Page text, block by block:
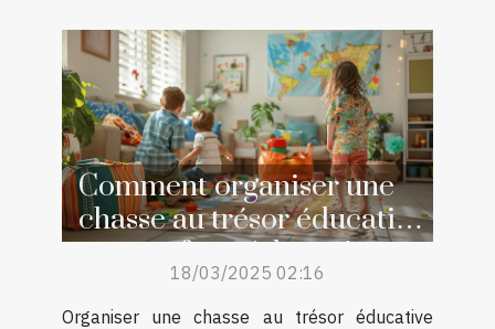
Comment organiser une
chasse au trésor éducative
pour enfants à la maison
18/03/2025 02:16
Organiser une chasse au trésor éducative